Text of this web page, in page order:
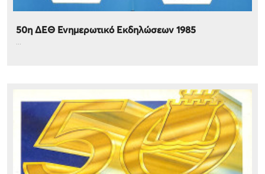
50η ΔΕΘ Ενημερωτικό Εκδηλώσεων 1985
...